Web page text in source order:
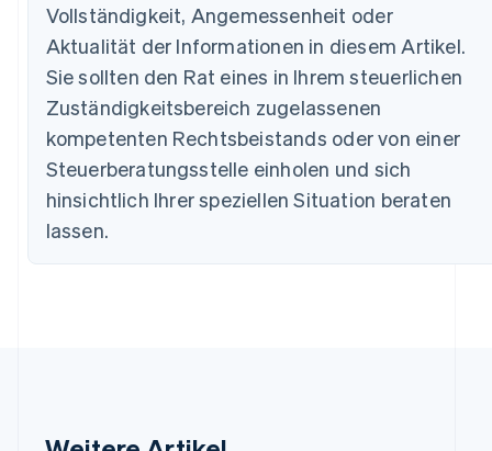
Vollständigkeit, Angemessenheit oder
Aktualität der Informationen in diesem Artikel.
Sie sollten den Rat eines in Ihrem steuerlichen
Zuständigkeitsbereich zugelassenen
kompetenten Rechtsbeistands oder von einer
Steuerberatungsstelle einholen und sich
hinsichtlich Ihrer speziellen Situation beraten
lassen.
Bulgarien
English
Dänemark
English
Deutschland
DeutschEnglish
Estland
English
Festlandchina
Finnland
EnglishSvenska